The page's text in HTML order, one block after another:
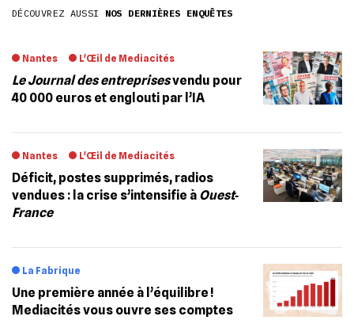
DÉCOUVREZ AUSSI NOS DERNIÈRES ENQUÊTES
Nantes L'Œil de Mediacités
Le Journal des entreprisesvendu pour
40 000 euros et englouti par l’IA
Nantes L'Œil de Mediacités
Déficit, postes supprimés, radios
vendues : la crise s’intensifie à Ouest‐
France
La Fabrique
Une première année à l’équilibre !
Mediacités vous ouvre ses comptes